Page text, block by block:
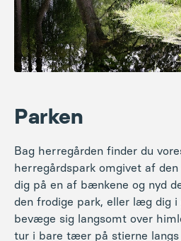
Parken
Bag herregården finder du
herregårdspark omgivet af
dig på en af bænkene og nyd
den frodige park, eller læg dig
bevæge sig langsomt over
tur i bare tæer på stierne langs